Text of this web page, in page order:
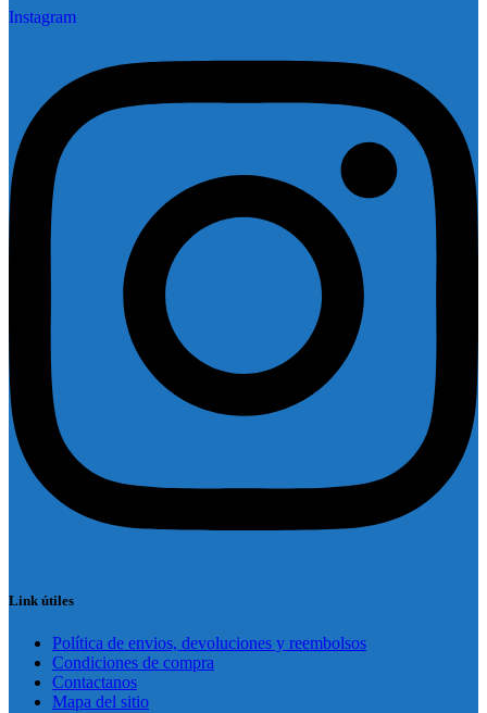
Instagram
Link útiles
Política de envios, devoluciones y reembolsos
Condiciones de compra
Contactanos
Mapa del sitio